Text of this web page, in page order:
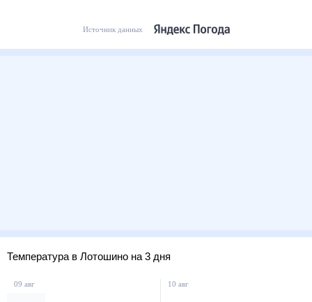
Источник данных
Температура в Лотошино на 3 дня
09 авг 10 авг